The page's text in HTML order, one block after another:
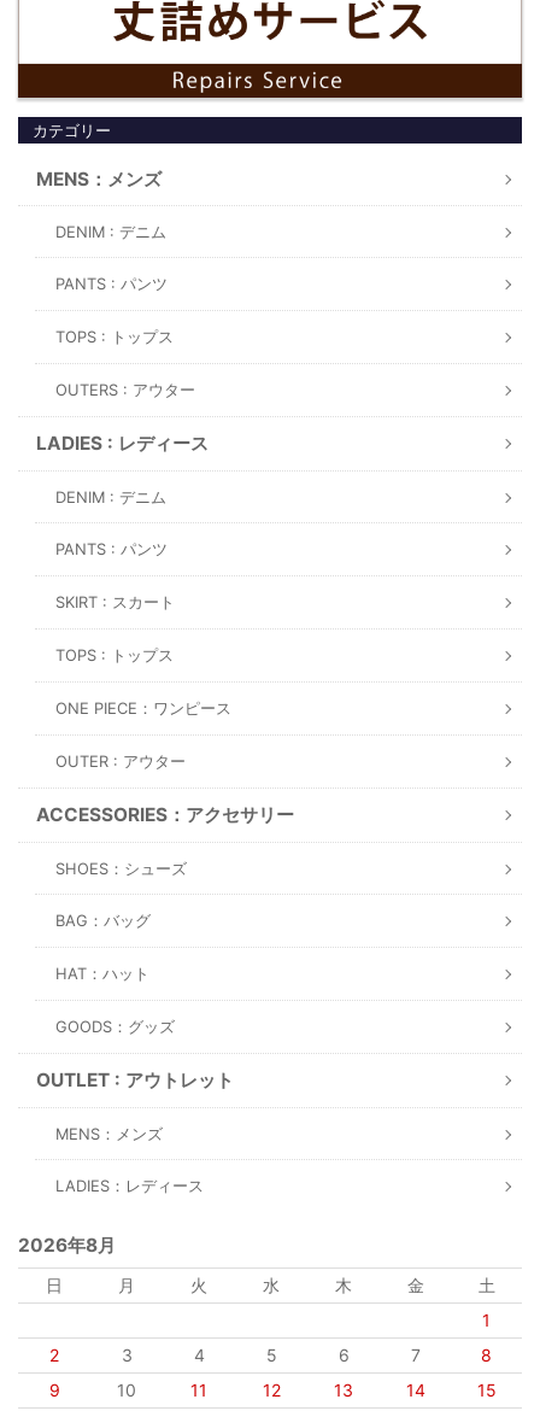
カテゴリー
MENS：メンズ
DENIM : デニム
PANTS : パンツ
TOPS : トップス
OUTERS : アウター
LADIES : レディース
DENIM : デニム
PANTS : パンツ
SKIRT : スカート
TOPS : トップス
ONE PIECE：ワンピース
OUTER : アウター
ACCESSORIES：アクセサリー
SHOES：シューズ
BAG：バッグ
HAT：ハット
GOODS：グッズ
OUTLET : アウトレット
MENS：メンズ
LADIES：レディース
2026年8月
日 月 火 水 木 金
土
1
2
3 4 5 6 7
8
9
10 11 12 13 14
15